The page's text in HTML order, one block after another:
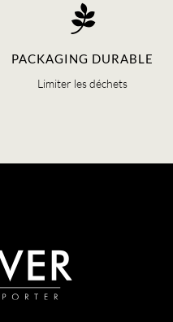

PACKAGING DURABLE
Limiter les déchets